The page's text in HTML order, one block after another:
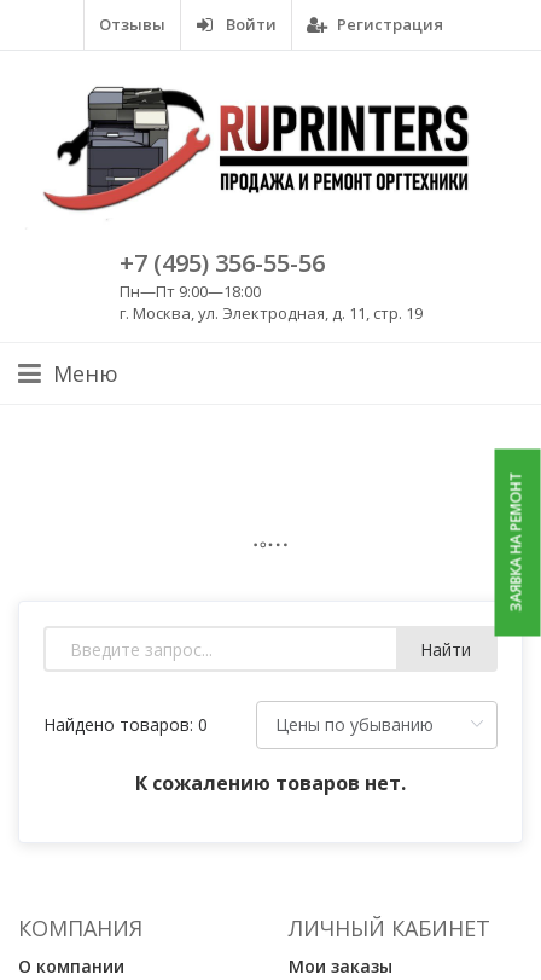
Отзывы Войти Регистрация
+7 (495) 356-55-56
Пн—Пт 9:00—18:00
г. Москва, ул. Электродная, д. 11, стр. 19
Меню
Найти
Найдено товаров: 0
К сожалению товаров нет.
ЗАЯВКА НА РЕМОНТ
КОМПАНИЯ
О компании
ЛИЧНЫЙ КАБИНЕТ
Мои заказы